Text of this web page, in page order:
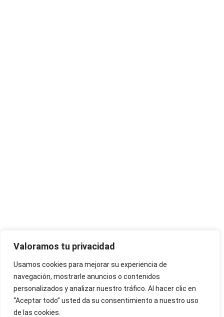
Valoramos tu privacidad
Usamos cookies para mejorar su experiencia de
navegación, mostrarle anuncios o contenidos
personalizados y analizar nuestro tráfico. Al hacer clic en
“Aceptar todo” usted da su consentimiento a nuestro uso
de las cookies.